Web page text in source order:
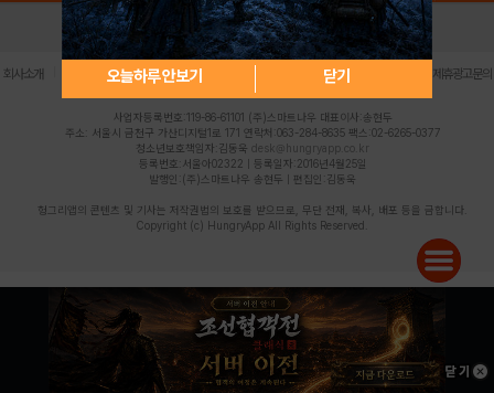
오늘하루 안보기 닫기
로그인 PC버전 전체앱
회사소개 | 개인정보 처리방침 불법촬영물 신고센터 제휴광고문의
사업자등록번호:119-86-61101 (주)스마트나우 대표이사:송현두
주소: 서울시 금천구 가산디지털1로 171 연락처:063-284-8635 팩스:02-6265-0377
청소년보호책임자:김동욱 desk@hungryapp.co.kr
등록번호:서울아02322 | 등록일자:2016년4월25일
발행인:(주)스마트나우 송현두 | 편집인:김동욱
헝그리앱의 콘텐츠 및 기사는 저작권법의 보호를 받으므로, 무단 전재, 복사, 배포 등을 금합니다.
Copyright (c) HungryApp All Rights Reserved.